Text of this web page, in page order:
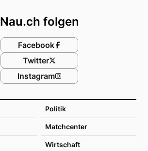
Politik
Matchcenter
Wirtschaft
Nau.ch folgen
Facebook
Twitter
Instagram